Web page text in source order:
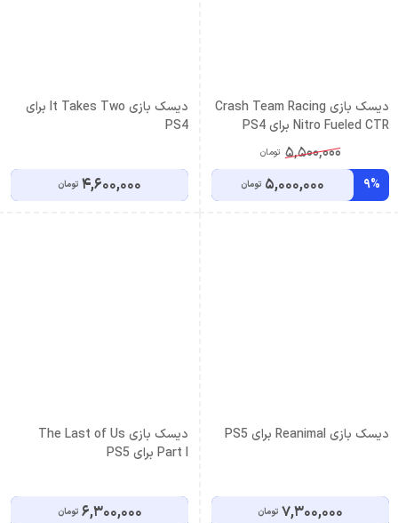
دیسک بازی Crash Team Racing
Nitro Fueled CTR برای PS4
5,500,000 تومان
9%
5,000,000 تومان
دیسک بازی It Takes Two برای
PS4
4,600,000 تومان
دیسک بازی Reanimal برای PS5
7,300,000 تومان
دیسک بازی The Last of Us
Part I برای PS5
6,300,000 تومان